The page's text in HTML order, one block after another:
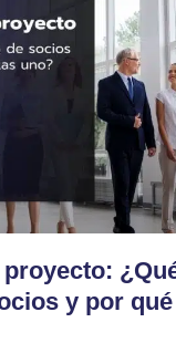
y por